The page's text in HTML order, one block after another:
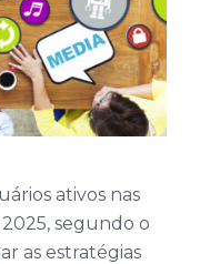
ativos nas
segundo o
as estratégias